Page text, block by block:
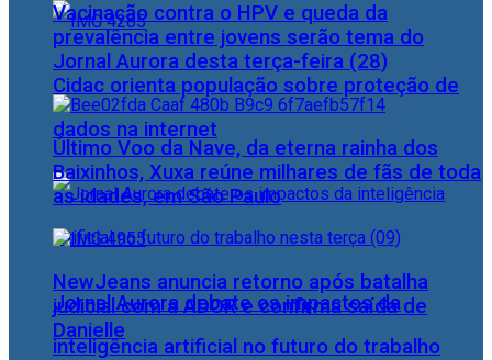
Cidac orienta população sobre proteção de
dados na internet
Jornal Aurora debate os impactos da
inteligência artificial no futuro do trabalho
Vacinação contra o HPV e queda da
prevalência entre jovens serão tema do
Jornal Aurora desta terça-feira (28)
Último Voo da Nave, da eterna rainha dos
Baixinhos, Xuxa reúne milhares de fãs de toda
as idades, em São Paulo
NewJeans anuncia retorno após batalha
judicial com a ADOR e confirma saída de
Danielle